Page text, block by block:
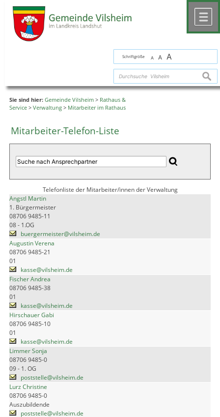
Schriftgröße A A A
Sie sind hier: Gemeinde Vilsheim > Rathaus &
Service > Verwaltung > Mitarbeiter im Rathaus
Mitarbeiter-Telefon-Liste
Telefonliste der Mitarbeiter/innen der Verwaltung
Angstl Martin
1. Bürgermeister
08706 9485-11
08 - 1.OG
buergermeister@vilsheim.de
Augustin Verena
08706 9485-21
01
kasse@vilsheim.de
Fischer Andrea
08706 9485-38
01
kasse@vilsheim.de
Hirschauer Gabi
08706 9485-10
01
kasse@vilsheim.de
Limmer Sonja
08706 9485-0
09 - 1. OG
poststelle@vilsheim.de
Lurz Christine
08706 9485-0
Auszubildende
poststelle@vilsheim.de